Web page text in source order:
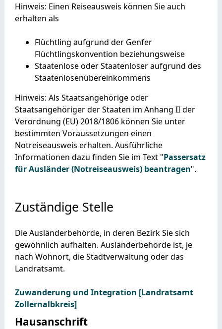
Hinweis: Einen Reiseausweis können Sie auch
erhalten als
Flüchtling aufgrund der Genfer
Flüchtlingskonvention beziehungsweise
Staatenloseoder Staatenloseraufgrund des
Staatenlosenübereinkommens
Hinweis: Als Staatsangehörige oder
Staatsangehöriger der Staaten im Anhang II der
Verordnung (EU) 2018/1806 können Sie unter
bestimmten Voraussetzungen einen
Notreiseausweis erhalten. Ausführliche
Informationen dazu finden Sie im Text "Passersatz
für Ausländer (Notreiseausweis) beantragen".
Zuständige Stelle
Die Ausländerbehörde, in deren Bezirk Sie sich
gewöhnlich aufhalten. Ausländerbehörde ist, je
nach Wohnort, die Stadtverwaltung oder das
Landratsamt.
Zuwanderung und Integration [Landratsamt
Zollernalbkreis]
Hausanschrift